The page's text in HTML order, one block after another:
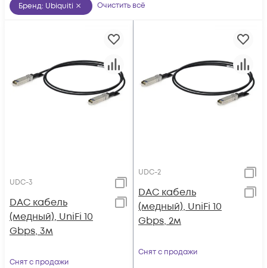
Бренд: Ubiquiti Очистить всё
UDC-3
DAC кабель
(медный), UniFi 10
Gbps, 3м
Снят с продажи
UDC-2
DAC кабель
(медный), UniFi 10
Gbps, 2м
Снят с продажи